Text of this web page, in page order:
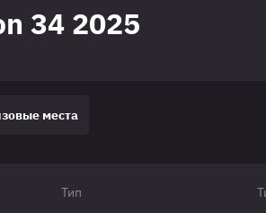
34 2025
места
Тип